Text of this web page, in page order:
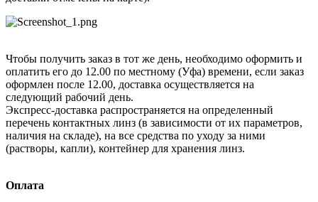
Чтобы получить заказ в тот же день, необходимо оформить и
оплатить его до 12.00 по местному (Уфа) времени, если заказ
оформлен после 12.00, доставка осуществляется на
следующий рабочий день.
Экспресс-доставка распространяется на определенный
перечень контактных линз (в зависимости от их параметров,
наличия на складе), на все средства по уходу за ними
(растворы, капли), контейнер для хранения линз.
Оплата